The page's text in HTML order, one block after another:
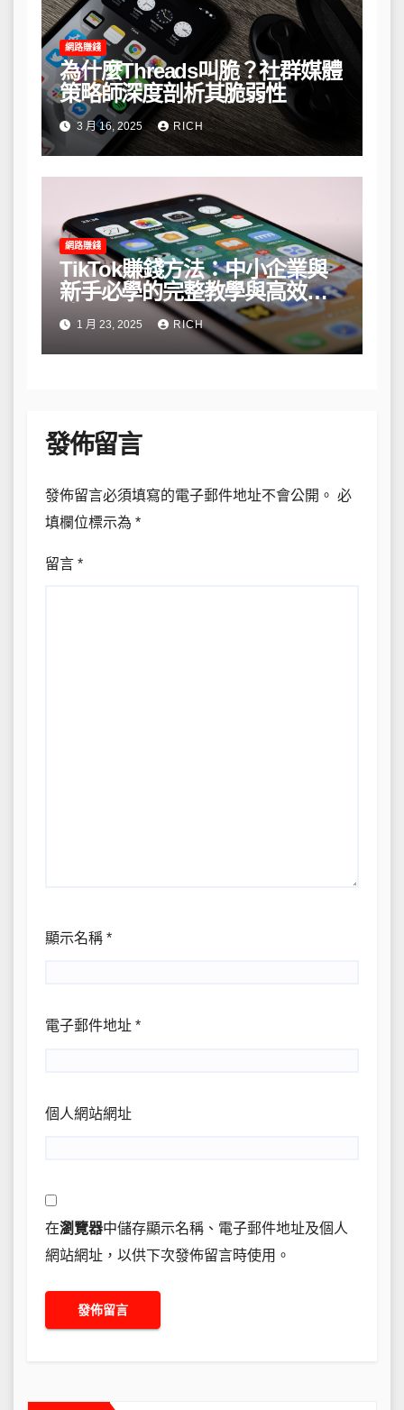
網路賺錢
為什麼Threads叫脆？社群媒體
策略師深度剖析其脆弱性
3 月 16, 2025 RICH
網路賺錢
TikTok賺錢方法：中小企業與
新手必學的完整教學與高效策
略1 月 23, 2025 RICH
發佈留言
發佈留言必須填寫的電子郵件地址不會公開。 必
填欄位標示為 *
留言 *
顯示名稱 *
電子郵件地址 *
個人網站網址
在瀏覽器中儲存顯示名稱、電子郵件地址及個人
網站網址，以供下次發佈留言時使用。